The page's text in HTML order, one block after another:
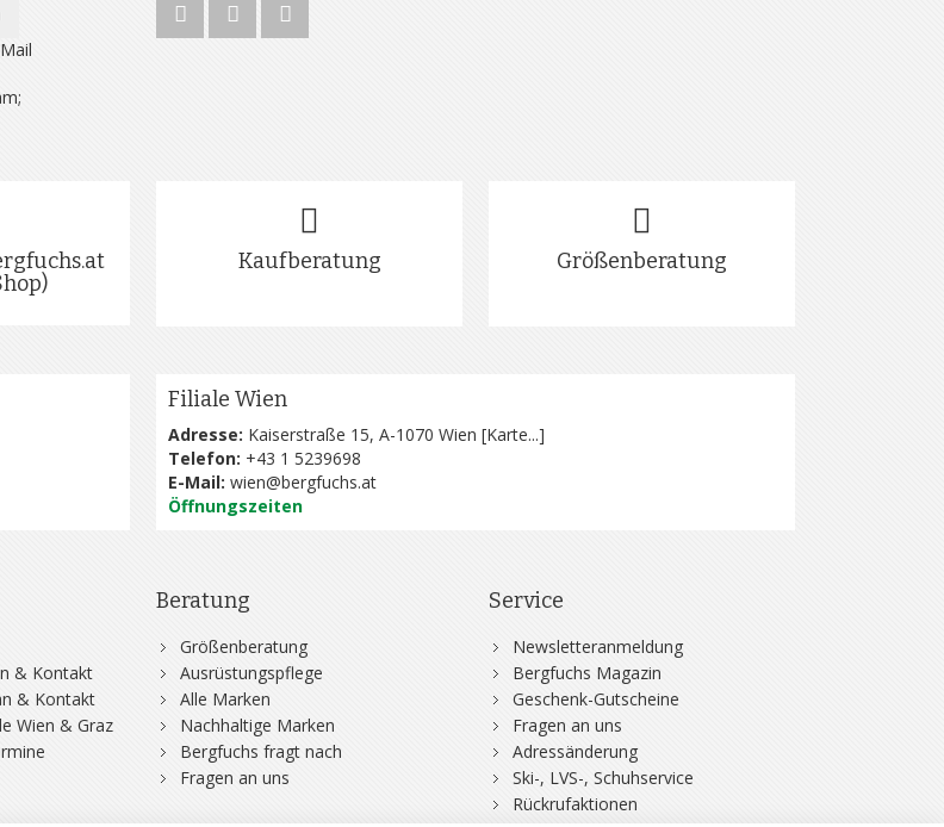
Kaufberatung Größenberatung
Filiale Wien
Adresse: Kaiserstraße 15, A-1070 Wien [Karte...]
Telefon: +43 1 5239698
E-Mail: wien@bergfuchs.at
Öffnungszeiten
& Kontakt
& Kontakt
Wien & Graz
Beratung
Größenberatung
Ausrüstungspflege
Alle Marken
Nachhaltige Marken
Bergfuchs fragt nach
Fragen an uns
Service
Newsletteranmeldung
Bergfuchs Magazin
Geschenk-Gutscheine
Fragen an uns
Adressänderung
Ski-, LVS-, Schuhservice
Rückrufaktionen